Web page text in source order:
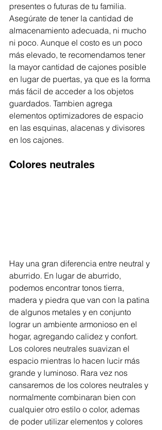
presentes o futuras de tu familia.
Asegúrate de tener la cantidad de
almacenamiento adecuada, ni mucho
ni poco. Aunque el costo es un poco
más elevado, te recomendamos tener
la mayor cantidad de cajones posible
en lugar de puertas, ya que es la forma
más fácil de acceder a los objetos
guardados. Tambien agrega
elementos optimizadores de espacio
en las esquinas, alacenas y divisores
en los cajones. ​
Colores neutrales
Hay una gran diferencia entre neutral y
aburrido. En lugar de aburrido,
podemos encontrar tonos tierra,
madera y piedra que van con la patina
de algunos metales y en conjunto
lograr un ambiente armonioso en el
hogar, agregando calidez y confort.
Los colores neutrales suavizan el
espacio mientras lo hacen lucir más
grande y luminoso. Rara vez nos
cansaremos de los colores neutrales y
normalmente combinaran bien con
cualquier otro estilo o color, ademas
de poder utilizar elementos y colores